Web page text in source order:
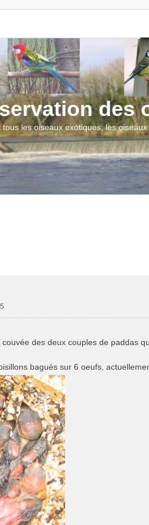
des
les oiseaux exotiques, les
des deux couples de paddas
bagués sur 6 oeufs,